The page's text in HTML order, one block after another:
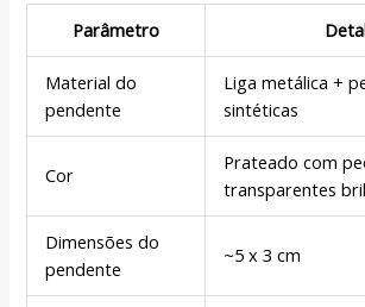
Parâmetro
Material do
pendente
Liga metálica +
sintéticas
Cor
Prateado com
transparentes
Dimensões do
pendente
~5 x 3 cm